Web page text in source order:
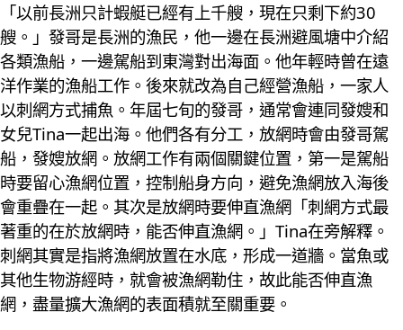
「以前長洲只計蝦艇已經有上千艘，現在只剩下約30
艘。」發哥是長洲的漁民，他一邊在長洲避風塘中介紹
各類漁船，一邊駕船到東灣對出海面。他年輕時曾在遠
洋作業的漁船工作。後來就改為自己經營漁船，一家人
以刺網方式捕魚。年屆七旬的發哥，通常會連同發嫂和
女兒Tina一起出海。他們各有分工，放網時會由發哥駕
船，發嫂放網。放網工作有兩個關鍵位置，第一是駕船
時要留心漁網位置，控制船身方向，避免漁網放入海後
會重疊在一起。其次是放網時要伸直漁網「刺網方式最
著重的在於放網時，能否伸直漁網。」Tina在旁解釋。
刺網其實是指將漁網放置在水底，形成一道牆。當魚或
其他生物游經時，就會被漁網勒住，故此能否伸直漁
網，盡量擴大漁網的表面積就至關重要。